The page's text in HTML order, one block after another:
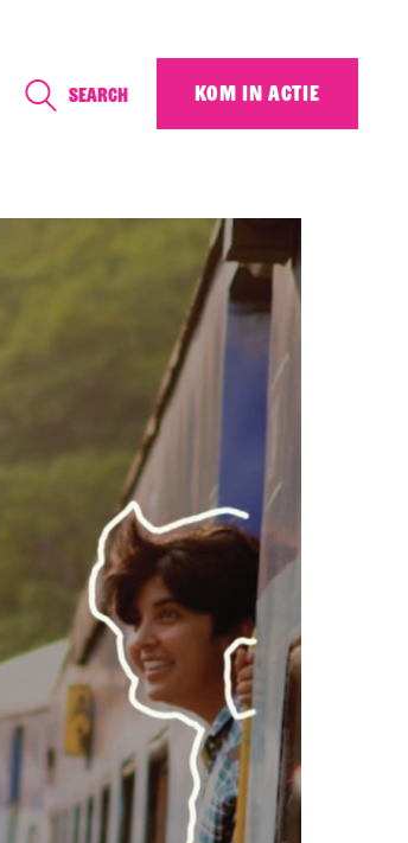
Search KOM IN ACTIE